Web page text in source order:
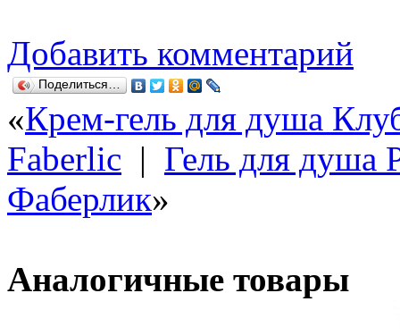
Добавить комментарий
Поделиться…
«Крем-гель для душа
Faberlic | Гель для душа
Фаберлик»
Аналогичные товары